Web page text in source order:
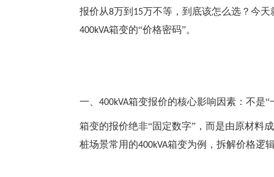
报价从8万到 15万不等，到底该怎么选？今
400kVA箱变的“价格密码”。
一、 400kVA箱变报价的核心影响因素：不是“
箱变的报价绝非“固定数字”，而是由原材料
桩场景常用的400kVA箱变为例，拆解价格逻